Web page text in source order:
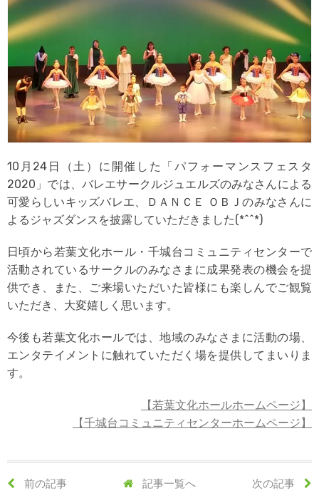
10月24日（土）に開催した「パフォーマンスフェスタ
2020」では、バレエサークルジュエルズのみなさんによる
可愛らしいキッズバレエ、ＤＡＮＣＥ ＯＢＪのみなさんに
よるジャズダンスを披露していただきました(*^^*)
日頃から若葉文化ホール・千城台コミュニティセンターで
活動されているサークルのみなさまに成果発表の機会を提
供でき、また、ご来場いただいた皆様にも楽しんでご観覧
いただき、大変嬉しく思います。
今後も若葉文化ホールでは、地域のみなさまに活動の場、
エンタテイメントに触れていただく場を提供してまいりま
す。
【若葉文化ホールホームページ】
【千城台コミュニティセンターホームページ】
前の記事 記事一覧へ 次の記事